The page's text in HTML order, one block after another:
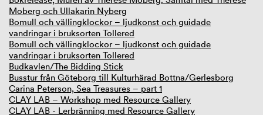
Moberg och Ullakarin Nyberg
Bomull och vällingklockor – ljudkonst och guidade
vandringar i bruksorten Tollered
Bomull och vällingklockor – ljudkonst och guidade
vandringar i bruksorten Tollered
Budkavlen/The Bidding Stick
Busstur från Göteborg till Kulturhärad Bottna/Gerlesborg
Carina Peterson, Sea Treasures – part 1
CLAY LAB – Workshop med Resource Gallery
CLAY LAB - Lerbränning med Resource Gallery